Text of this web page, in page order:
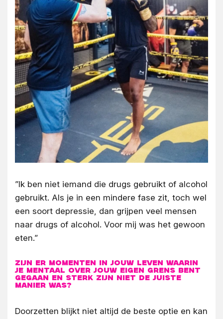
”Ik ben niet iemand die drugs gebruikt of alcohol
gebruikt. Als je in een mindere fase zit, toch wel
een soort depressie, dan grijpen veel mensen
naar drugs of alcohol. Voor mij was het gewoon
eten.”
Zijn er momenten in jouw leven waarin
je mentaal over jouw eigen grens bent
gegaan en sterk zijn niet de juiste
manier was?
Doorzetten blijkt niet altijd de beste optie en kan